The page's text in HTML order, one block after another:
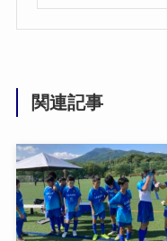
関連記事